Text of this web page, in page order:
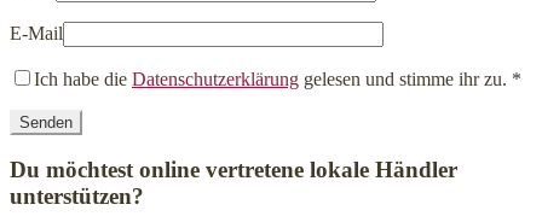
E-Mail
Ich habe die Datenschutzerklärung gelesen und stimme ihr zu. *
Du möchtest online vertretene lokale Händler
unterstützen?